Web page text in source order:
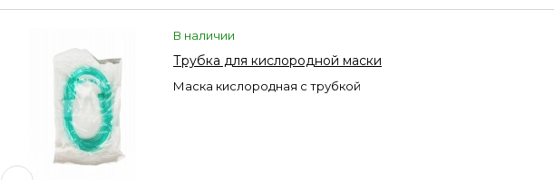
В наличии
Трубка для кислородной маски
Маска кислородная с трубкой